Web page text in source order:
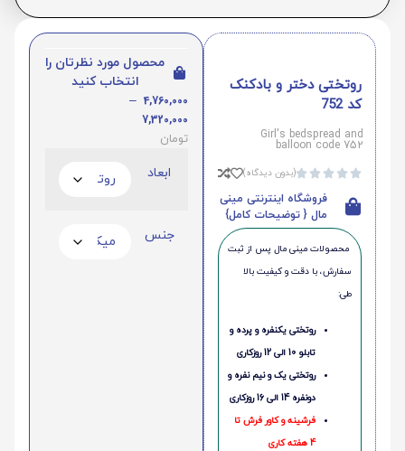
روتختی دختر و بادکنک
کد 752
Girl's bedspread and
balloon code 752




(بدون دیدگاه)
فروشگاه اینترنتی مینی
مال { توضیحات کامل}
محصولات مینی‌ مال پس از ثبت
سفارش، با دقت و کیفیت بالا
طی:
روتختی یکنفره و پرده و
تابلو 10 الی 12 روزکاری
روتختی یک و نیم نفره و
دونفره 14 الی 16 روزکاری
فرشینه و کاور فرش تا
4 هفته کاری
محصول مورد نظرتان را
انتخاب کنید
4,760,000
–
7,320,000
تومان
ابعاد
جنس